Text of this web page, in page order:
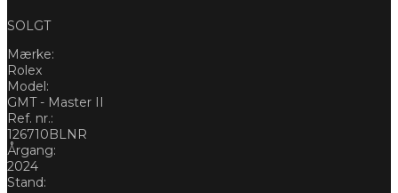
SOLGT
Mærke:
Rolex
Model:
GMT - Master II
Ref. nr.:
126710BLNR
Årgang:
2024
Stand: